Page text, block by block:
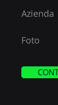
Azienda
Foto